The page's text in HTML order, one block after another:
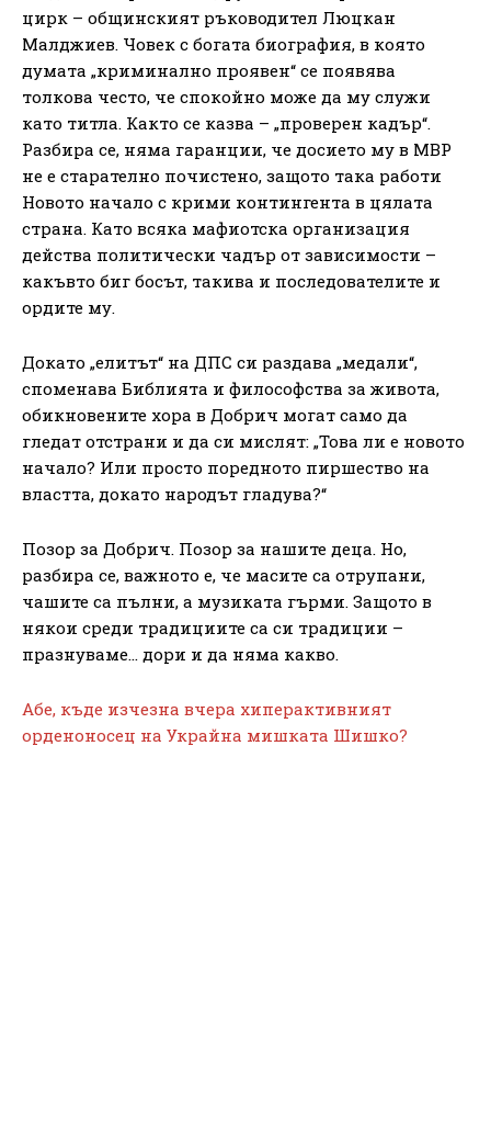
цирк – общинският ръководител Люцкан
Малджиев. Човек с богата биография, в която
думата „криминално проявен“ се появява
толкова често, че спокойно може да му служи
като титла. Както се казва – „проверен кадър“.
Разбира се, няма гаранции, че досието му в МВР
не е старателно почистено, защото така работи
Новото начало с крими контингента в цялата
страна. Като всяка мафиотска организация
действа политически чадър от зависимости –
какъвто биг босът, такива и последователите и
ордите му.
Докато „елитът“ на ДПС си раздава „медали“,
споменава Библията и философства за живота,
обикновените хора в Добрич могат само да
гледат отстрани и да си мислят: „Това ли е новото
начало? Или просто поредното пиршество на
властта, докато народът гладува?“
Позор за Добрич. Позор за нашите деца. Но,
разбира се, важното е, че масите са отрупани,
чашите са пълни, а музиката гърми. Защото в
някои среди традициите са си традиции –
празнуваме… дори и да няма какво.
Абе, къде изчезна вчера хиперактивният
орденоносец на Украйна мишката Шишко?